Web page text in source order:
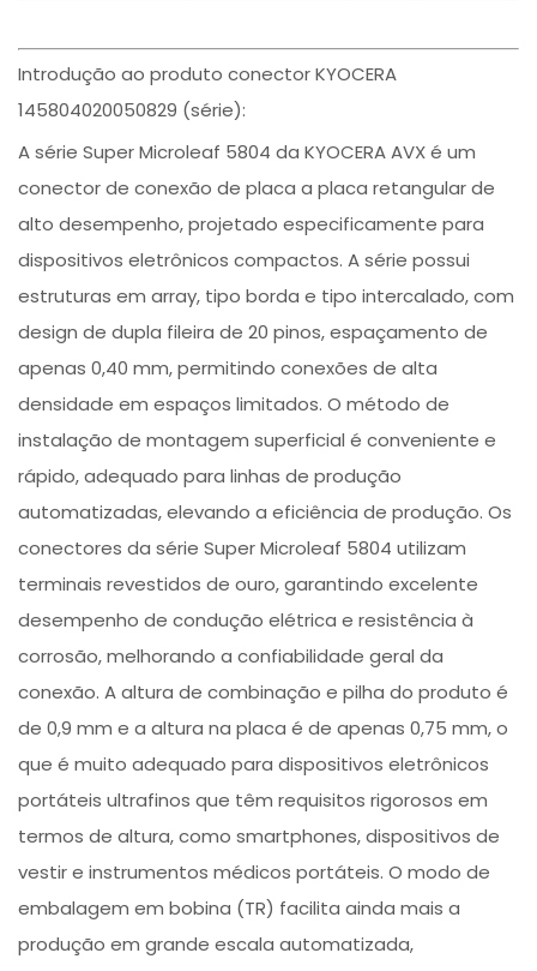
Introdução ao produto conector KYOCERA
145804020050829 (série):
A série Super Microleaf 5804 da KYOCERA AVX é um
conector de conexão de placa a placa retangular de
alto desempenho, projetado especificamente para
dispositivos eletrônicos compactos. A série possui
estruturas em array, tipo borda e tipo intercalado, com
design de dupla fileira de 20 pinos, espaçamento de
apenas 0,40 mm, permitindo conexões de alta
densidade em espaços limitados. O método de
instalação de montagem superficial é conveniente e
rápido, adequado para linhas de produção
automatizadas, elevando a eficiência de produção. Os
conectores da série Super Microleaf 5804 utilizam
terminais revestidos de ouro, garantindo excelente
desempenho de condução elétrica e resistência à
corrosão, melhorando a confiabilidade geral da
conexão. A altura de combinação e pilha do produto é
de 0,9 mm e a altura na placa é de apenas 0,75 mm, o
que é muito adequado para dispositivos eletrônicos
portáteis ultrafinos que têm requisitos rigorosos em
termos de altura, como smartphones, dispositivos de
vestir e instrumentos médicos portáteis. O modo de
embalagem em bobina (TR) facilita ainda mais a
produção em grande escala automatizada,